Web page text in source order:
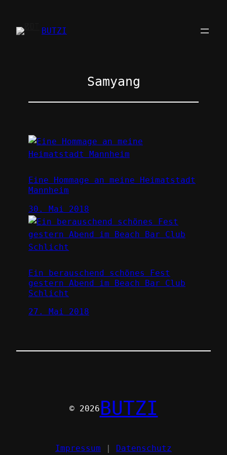
springenBUTZI
Samyang
Eine Hommage an meine Heimatstadt
Mannheim
30. Mai 2018
Ein berauschend schönes Fest
gestern Abend im Beach Bar Club
Schlicht
27. Mai 2018
© 2026 BUTZI
Impressum | Datenschutz